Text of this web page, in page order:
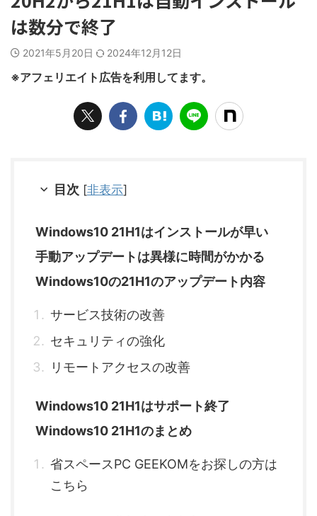
は数分で終了
2021年5月20日 2024年12月12日
※アフェリエイト広告を利用してます。
目次 [非表示]
Windows10 21H1はインストールが早い
手動アップデートは異様に時間がかかる
Windows10の21H1のアップデート内容
サービス技術の改善
セキュリティの強化
リモートアクセスの改善
Windows10 21H1はサポート終了
Windows10 21H1のまとめ
省スペースPC GEEKOMをお探しの方は
こちら